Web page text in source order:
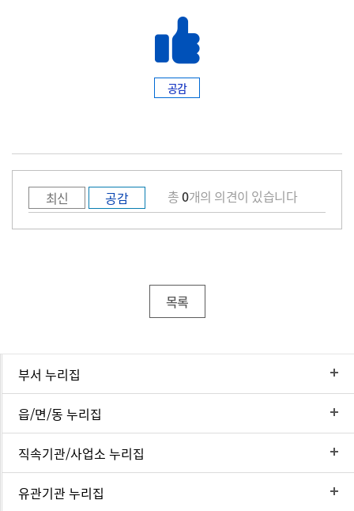
공감
최신 공감 총0개의 의견이 있습니다
목록
부서 누리집
읍/면/동 누리집
직속기관/사업소 누리집
유관기관 누리집